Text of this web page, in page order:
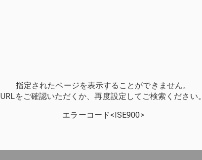
指定されたページを表示することができません。
URLをご確認いただくか、再度設定してご検索ください。
エラーコード<ISE900>